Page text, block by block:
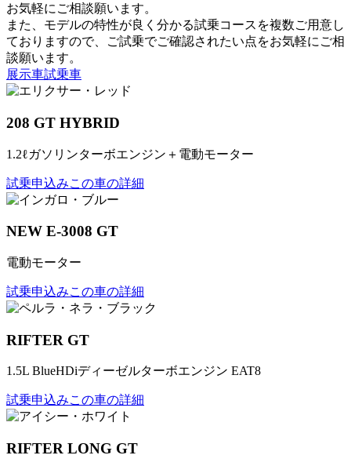
お気軽にご相談願います。
また、モデルの特性が良く分かる試乗コースを複数ご用意し
ておりますので、ご試乗でご確認されたい点をお気軽にご相
談願います。
展示車試乗車
208 GT HYBRID
1.2ℓガソリンターボエンジン＋電動モーター
試乗申込みこの車の詳細
NEW E-3008 GT
電動モーター
試乗申込みこの車の詳細
RIFTER GT
1.5L BlueHDiディーゼルターボエンジン EAT8
試乗申込みこの車の詳細
RIFTER LONG GT